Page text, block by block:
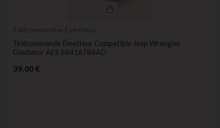
Télécommandes Émetteurs
Télécommande Émetteur Compatible Jeep Wrangler
Gladiator AES 68416786AD
39,00 €